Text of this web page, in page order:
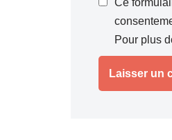
Ce
Pour plus